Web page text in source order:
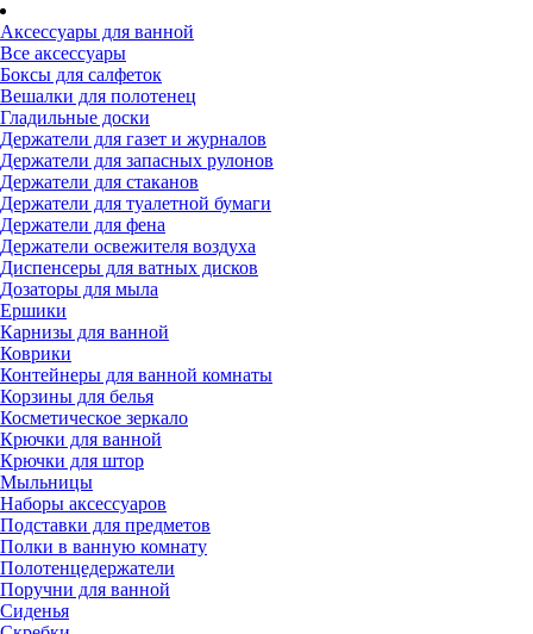
Аксессуары для ванной
Все аксессуары
Боксы для салфеток
Вешалки для полотенец
Гладильные доски
Держатели для газет и журналов
Держатели для запасных рулонов
Держатели для стаканов
Держатели для туалетной бумаги
Держатели для фена
Держатели освежителя воздуха
Диспенсеры для ватных дисков
Дозаторы для мыла
Ершики
Карнизы для ванной
Коврики
Контейнеры для ванной комнаты
Корзины для белья
Косметическое зеркало
Крючки для ванной
Крючки для штор
Мыльницы
Наборы аксессуаров
Подставки для предметов
Полки в ванную комнату
Полотенцедержатели
Поручни для ванной
Сиденья